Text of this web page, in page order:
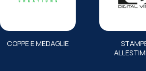
COPPE E MEDAGLIE